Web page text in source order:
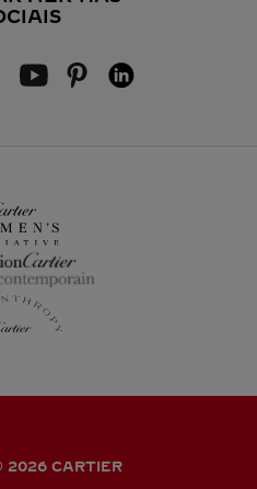
2026 CARTIER